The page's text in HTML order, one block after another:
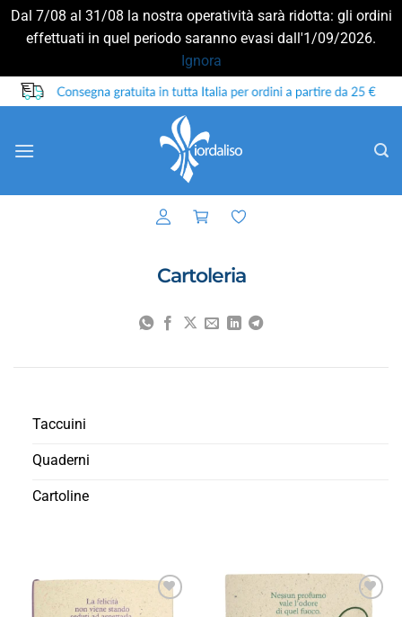
Dal 7/08 al 31/08 la nostra operatività sarà ridotta: gli ordini
effettuati in quel periodo saranno evasi dall'1/09/2026.
Ignora
Salta
ai
Cartoleria
Taccuini
Quaderni
Cartoline